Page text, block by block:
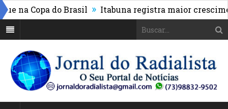
Copa do Brasil » Itabuna registra maior crescimento